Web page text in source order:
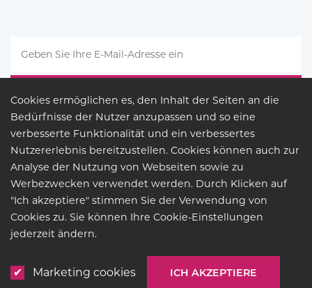
RECHTSGRUNDLAGE
Cookies ermöglichen es, den Inhalt der Seiten an die
Bedürfnisse der Nutzer anzupassen und so eine
verbesserte Funktionalität und ein verbessertes
Nutzererlebnis bereitzustellen. Cookies können auch zur
Analyse der Nutzung von Webseiten sowie zu
Werbezwecken verwendet werden. Durch Klicken auf
"Ich akzeptiere" stimmen Sie der Verwendung von
Cookies zu. Sie können Ihre Cookie-Einstellungen
jederzeit ändern.
Marketing cookies ICH AKZEPTIERE